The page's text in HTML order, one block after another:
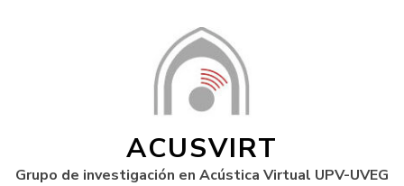
ACUSVIRT
Grupo de investigación en Acústica Virtual UPV-UVEG